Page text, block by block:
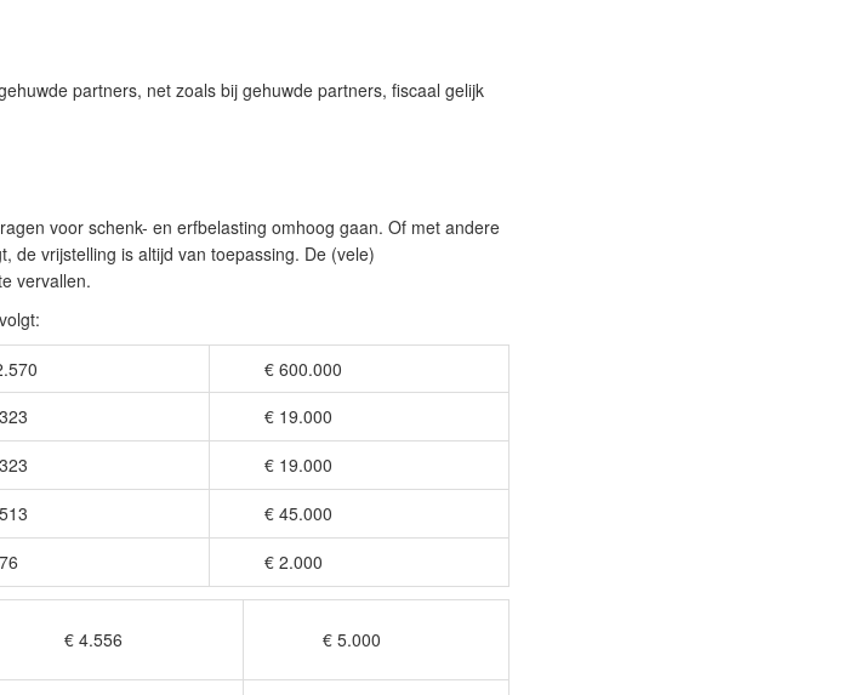
partners, net zoals bij gehuwde partners, fiscaal gelijk
voor schenk- en erfbelasting omhoog gaan. Of met andere
de vrijstelling is altijd van toepassing. De (vele)
vervallen.
€ 600.000
€ 19.000
€ 19.000
€ 45.000
€ 2.000
4.556 € 5.000